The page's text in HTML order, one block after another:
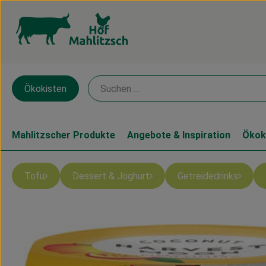
Ökokisten
Mahlitzscher Produkte Angebote & Inspiration
Tofu Dessert & Joghurt Getreidedrinks